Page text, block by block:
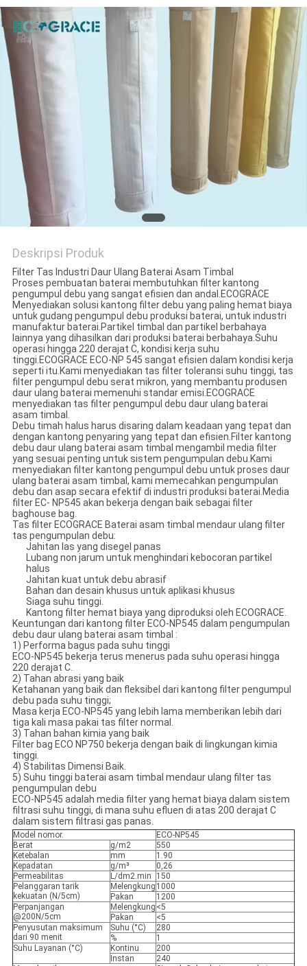
PRIVACY
POLICY
Deskripsi Produk
Filter Tas Industri Daur Ulang Baterai Asam Timbal
Proses pembuatan baterai membutuhkan filter kantong
pengumpul debu yang sangat efisien dan andal.ECOGRACE
Menyediakan solusi kantong filter debu yang paling hemat biaya
untuk gudang pengumpul debu produksi baterai, untuk industri
manufaktur baterai.Partikel timbal dan partikel berbahaya
lainnya yang dihasilkan dari produksi baterai berbahaya.Suhu
operasi hingga 220 derajat C, kondisi kerja suhu
tinggi.ECOGRACE ECO-NP 545 sangat efisien dalam kondisi kerja
seperti itu.Kami menyediakan tas filter toleransi suhu tinggi, tas
filter pengumpul debu serat mikron, yang membantu produsen
daur ulang baterai memenuhi standar emisi.ECOGRACE
menyediakan tas filter pengumpul debu daur ulang baterai
asam timbal.
Debu timah halus harus disaring dalam keadaan yang tepat dan
dengan kantong penyaring yang tepat dan efisien.Filter kantong
debu daur ulang baterai asam timbal mengambil media filter
yang sesuai penting untuk sistem pengumpulan debu.Kami
menyediakan filter kantong pengumpul debu untuk proses daur
ulang baterai asam timbal, kami memecahkan pengumpulan
debu dan asap secara efektif di industri produksi baterai.Media
filter EC- NP545 akan bekerja dengan baik sebagai filter
baghouse bag.
Tas filter ECOGRACE Baterai asam timbal mendaur ulang filter
tas pengumpulan debu:
Jahitan las yang disegel panas
Lubang non jarum untuk menghindari kebocoran partikel
halus
Jahitan kuat untuk debu abrasif
Bahan dan desain khusus untuk aplikasi khusus
Siaga suhu tinggi.
Kantong filter hemat biaya yang diproduksi oleh ECOGRACE.
Keuntungan dari kantong filter ECO-NP545 dalam pengumpulan
debu daur ulang baterai asam timbal :
1) Performa bagus pada suhu tinggi
ECO-NP545 bekerja terus menerus pada suhu operasi hingga
220 derajat C.
2) Tahan abrasi yang baik
Ketahanan yang baik dan fleksibel dari kantong filter pengumpul
debu pada suhu tinggi;
Masa kerja ECO-NP545 yang lebih lama memberikan lebih dari
tiga kali masa pakai tas filter normal.
3) Tahan bahan kimia yang baik
Filter bag ECO NP750 bekerja dengan baik di lingkungan kimia
tinggi.
4) Stabilitas Dimensi Baik.
5) Suhu tinggi baterai asam timbal mendaur ulang filter tas
pengumpulan debu
ECO-NP545 adalah media filter yang hemat biaya dalam sistem
filtrasi suhu tinggi, di mana suhu efluen di atas 200 derajat C
dalam sistem filtrasi gas panas.
Model nomor.
ECO-NP545
Berat
g/m2
550
Ketebalan
mm
1.90
Kepadatan
g/m³
0,26
Permeabilitas
L/dm2.min
150
Pelanggaran tarik
kekuatan (N/5cm)
Melengkung 1000
Pakan
1200
Perpanjangan
@200N/5cm
Melengkung <5
Pakan
<5
Penyusutan maksimum
dari 90 menit
Suhu (°C)
280
%
1
Suhu Layanan (°C)
Kontinu
200
Instan
240